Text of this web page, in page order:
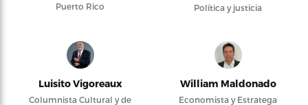
Puerto Rico
Política y justicia
Luisito Vigoreaux
Columnista Cultural y de
William Maldonado
Economista y Estratega